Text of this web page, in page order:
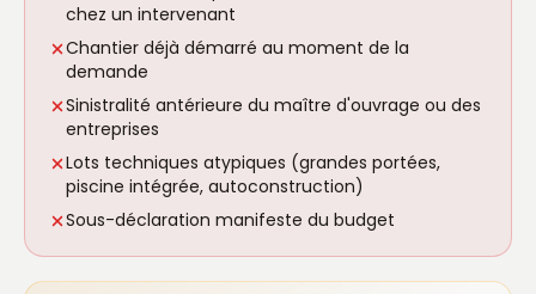
chez un intervenant
Chantier déjà démarré au moment de la
demande
Sinistralité antérieure du maître d'ouvrage ou des
entreprises
Lots techniques atypiques (grandes portées,
piscine intégrée, autoconstruction)
Sous-déclaration manifeste du budget